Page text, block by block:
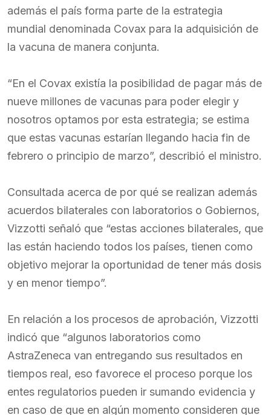
además el país forma parte de la estrategia
mundial denominada Covax para la adquisición de
la vacuna de manera conjunta.
“En el Covax existía la posibilidad de pagar más de
nueve millones de vacunas para poder elegir y
nosotros optamos por esta estrategia; se estima
que estas vacunas estarían llegando hacia fin de
febrero o principio de marzo”, describió el ministro.
Consultada acerca de por qué se realizan además
acuerdos bilaterales con laboratorios o Gobiernos,
Vizzotti señaló que “estas acciones bilaterales, que
las están haciendo todos los países, tienen como
objetivo mejorar la oportunidad de tener más dosis
y en menor tiempo”.
En relación a los procesos de aprobación, Vizzotti
indicó que “algunos laboratorios como
AstraZeneca van entregando sus resultados en
tiempos real, eso favorece el proceso porque los
entes regulatorios pueden ir sumando evidencia y
en caso de que en algún momento consideren que